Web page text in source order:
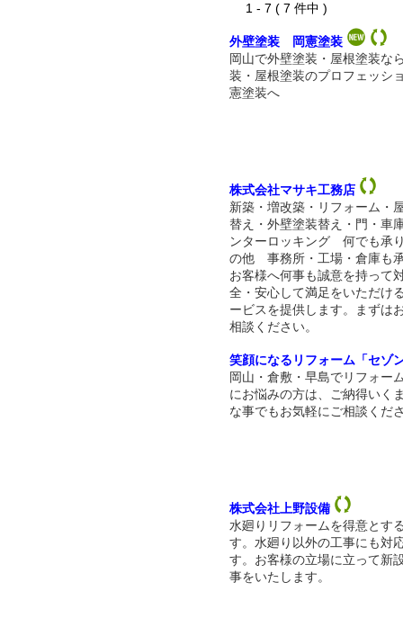
1 - 7 ( 7 件中 )
外壁塗装 岡憲塗装
岡山で外壁塗装・屋根塗装な
装・屋根塗装のプロフェッシ
憲塗装へ
株式会社マサキ工務店
新築・増改築・リフォーム・
替え・外壁塗装替え・門・車
ンターロッキング 何でも承
の他 事務所・工場・倉庫も
お客様へ何事も誠意を持って
全・安心して満足をいただけ
ービスを提供します。まずは
相談ください。
笑顔になるリフォーム「セゾ
岡山・倉敷・早島でリフォー
にお悩みの方は、ご納得いく
な事でもお気軽にご相談くだ
株式会社上野設備
水廻りリフォームを得意とす
す。水廻り以外の工事にも対
す。お客様の立場に立って新
事をいたします。